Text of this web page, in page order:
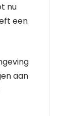
nu
een
aan